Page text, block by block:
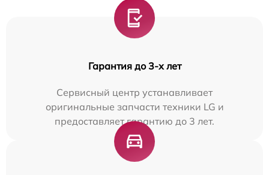
Гарантия до 3-х лет
Сервисный центр устанавливает
оригинальные запчасти техники LG и
предоставляет гарантию до 3 лет.